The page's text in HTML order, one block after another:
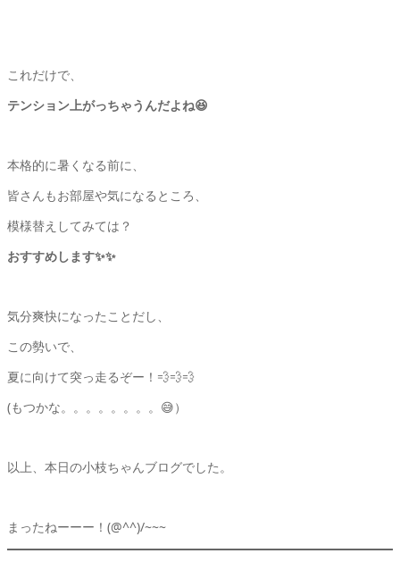
これだけで、
テンション上がっちゃうんだよね😆
本格的に暑くなる前に、
皆さんもお部屋や気になるところ、
模様替えしてみては？
おすすめします✨✨
気分爽快になったことだし、
この勢いで、
夏に向けて突っ走るぞー！💨💨💨
(もつかな。。。。。。。。😅）
以上、本日の小枝ちゃんブログでした。
まったねーーー！(@^^)/~~~